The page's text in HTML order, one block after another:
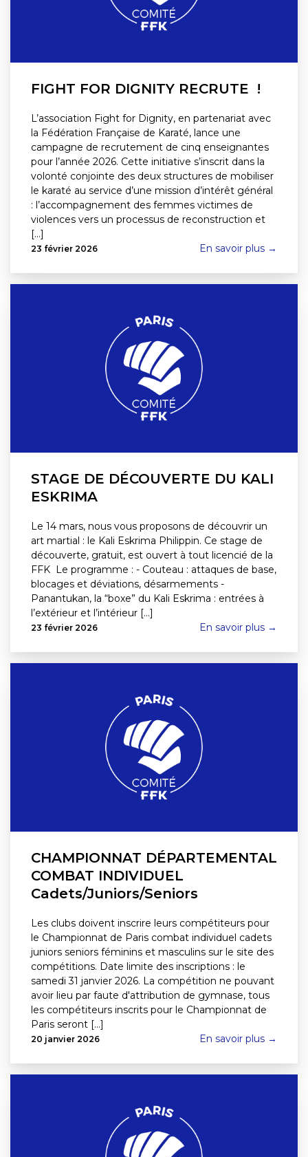
FIGHT FOR DIGNITY RECRUTE !
L’association Fight for Dignity, en partenariat avec
la Fédération Française de Karaté, lance une
campagne de recrutement de cinq enseignantes
pour l’année 2026. Cette initiative s’inscrit dans la
volonté conjointe des deux structures de mobiliser
le karaté au service d’une mission d’intérêt général
: l’accompagnement des femmes victimes de
violences vers un processus de reconstruction et
[...]
23 février 2026 En savoir plus →
STAGE DE DÉCOUVERTE DU KALI
ESKRIMA
Le 14 mars, nous vous proposons de découvrir un
art martial : le Kali Eskrima Philippin. Ce stage de
découverte, gratuit, est ouvert à tout licencié de la
FFK Le programme : - Couteau : attaques de base,
blocages et déviations, désarmements -
Panantukan, la “boxe” du Kali Eskrima : entrées à
l’extérieur et l’intérieur [...]
23 février 2026 En savoir plus →
CHAMPIONNAT DÉPARTEMENTAL
COMBAT INDIVIDUEL
Cadets/Juniors/Seniors
Les clubs doivent inscrire leurs compétiteurs pour
le Championnat de Paris combat individuel cadets
juniors seniors féminins et masculins sur le site des
compétitions. Date limite des inscriptions : le
samedi 31 janvier 2026. La compétition ne pouvant
avoir lieu par faute d'attribution de gymnase, tous
les compétiteurs inscrits pour le Championnat de
Paris seront [...]
20 janvier 2026 En savoir plus →